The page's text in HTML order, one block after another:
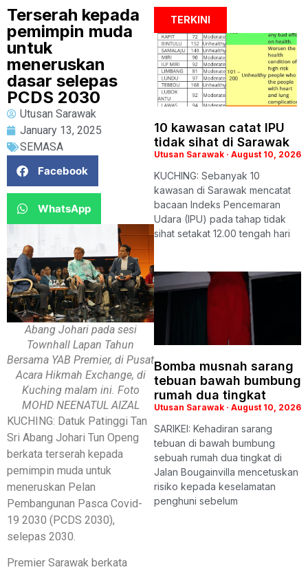
Terserah kepada
pemimpin muda
untuk
meneruskan
dasar selepas
PCDS 2030
Utusan Sarawak
January 13, 2025
SEMASA
Facebook
WhatsApp
Abang Johari pada sesi
Townhall Lapan Tahun
Bersama YAB Premier, di Pusat
Acara Hikmah Exchange, di
Kuching malam ini. Foto
MOHD NEENATUL AIZAL
KUCHING: Datuk Patinggi Tan
Sri Abang Johari Tun Openg
berkata terserah kepada
pemimpin muda untuk
meneruskan Pelan
Pembangunan Pasca Covid-
19 2030 (PCDS 2030),
selepas 2030.
Premier Sarawak berkata
TERKINI
10 kawasan catat IPU
tidak sihat di Sarawak
Utusan Sarawak August 10, 2026
KUCHING: Sebanyak 10
kawasan di Sarawak mencatat
bacaan Indeks Pencemaran
Udara (IPU) pada tahap tidak
sihat setakat 12.00 tengah hari
Bomba musnah sarang
tebuan bawah bumbung
rumah dua tingkat
Utusan Sarawak August 10, 2026
SARIKEI: Kehadiran sarang
tebuan di bawah bumbung
sebuah rumah dua tingkat di
Jalan Bougainvilla mencetuskan
risiko kepada keselamatan
penghuni sebelum